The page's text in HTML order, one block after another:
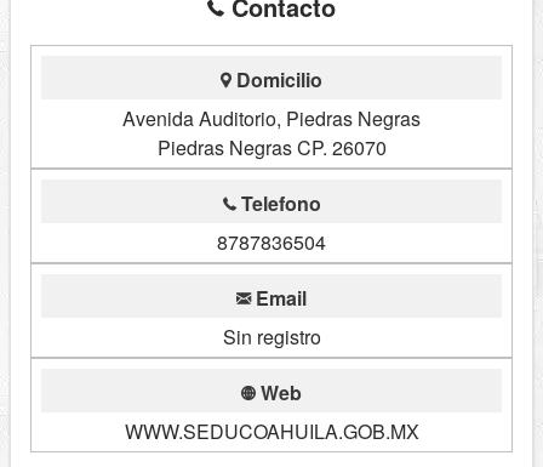
Domicilio
Avenida Auditorio, Piedras Negras
Piedras Negras CP. 26070
Telefono
8787836504
Email
Sin registro
Web
WWW.SEDUCOAHUILA.GOB.MX